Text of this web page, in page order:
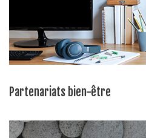
Partenariats bien-être